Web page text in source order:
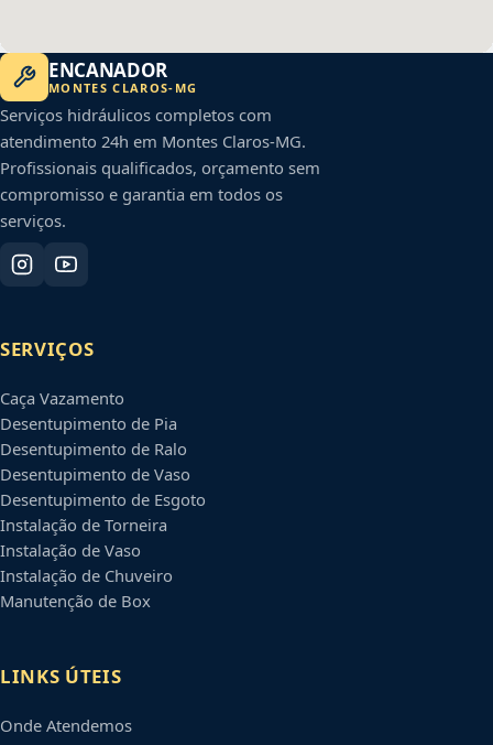
ENCANADOR
MONTES CLAROS- MG
Serviços hidráulicos completos com
atendimento 24h em Montes Claros-MG.
Profissionais qualificados, orçamento sem
compromisso e garantia em todos os
serviços.
SERVIÇOS
Caça Vazamento
Desentupimento de Pia
Desentupimento de Ralo
Desentupimento de Vaso
Desentupimento de Esgoto
Instalação de Torneira
Instalação de Vaso
Instalação de Chuveiro
Manutenção de Box
LINKS ÚTEIS
Onde Atendemos